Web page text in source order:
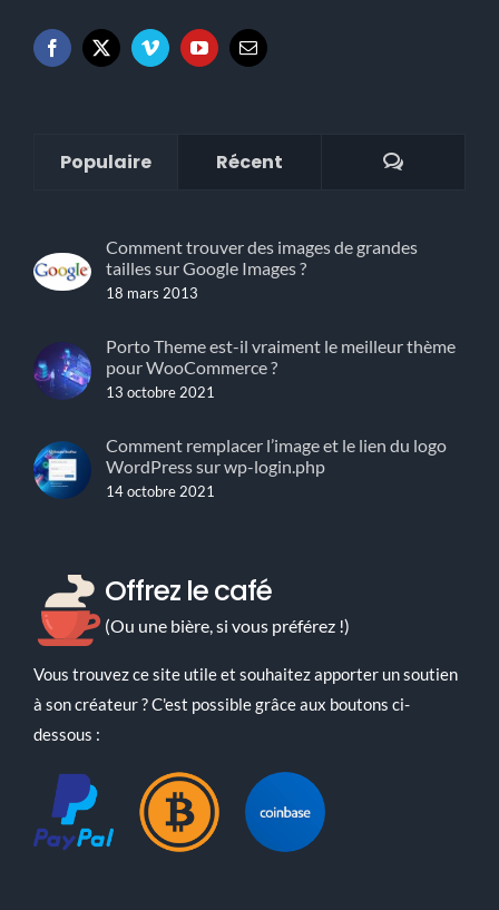
Populaire Récent
Comment trouver des images de grandes
tailles sur Google Images ?
18 mars 2013
Porto Theme est-il vraiment le meilleur thème
pour WooCommerce ?
13 octobre 2021
Comment remplacer l’image et le lien du logo
WordPress sur wp-login.php
14 octobre 2021
Offrez le café
(Ou une bière, si vous préférez !)
Vous trouvez ce site utile et souhaitez apporter un soutien
à son créateur ? C'est possible grâce aux boutons ci-
dessous :